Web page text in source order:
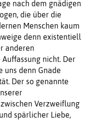
nach dem gnädigen
die über die
Menschen kaum
denn existentiell
anderen
nicht. Der
uns denn Gnade
Der so genannte
Verzweiflung
spärlicher Liebe,